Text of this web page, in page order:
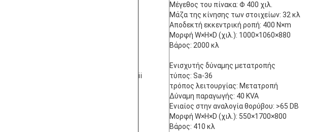
ⅱ
Μέγεθος του πίνακα: Φ 400 χιλ.
Μάζα της κίνησης των στοιχείων: 32 κλ
Αποδεκτή εκκεντρική ροπή: 400 N×m
Μορφή W×H×D (χιλ.): 1000×1060×880
Βάρος: 2000 κλ
Ενισχυτής δύναμης μετατροπής
τύπος: Sa-36
τρόπος λειτουργίας: Μετατροπή
Δύναμη παραγωγής: 40 KVA
Ενιαίος στην αναλογία θορύβου: >65 DB
Μορφή W×H×D (χιλ.): 550×1700×800
Βάρος: 410 κλ